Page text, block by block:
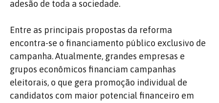
adesão de toda a sociedade.
Entre as principais propostas da reforma
encontra-se o financiamento público exclusivo de
campanha. Atualmente, grandes empresas e
grupos econômicos financiam campanhas
eleitorais, o que gera promoção individual de
candidatos com maior potencial financeiro em